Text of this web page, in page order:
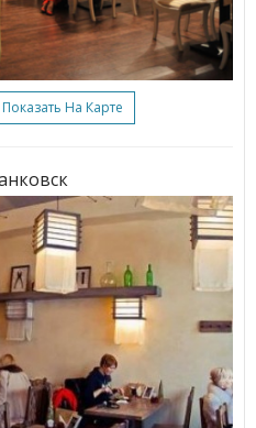
Показать На Карте